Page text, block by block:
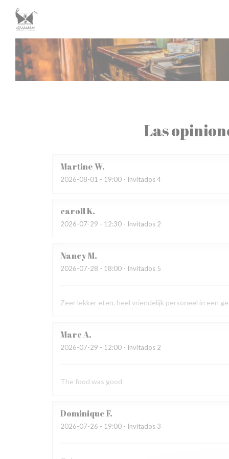
Personalización de sus opciones de cookies
Las
MartineW
2026-08-01 - 19:00 - Invitados 4
carollK
2026-07-29 - 12:30 - Invitados 2
NancyM
2026-07-28 - 18:00 - Invitados 5
Zeer lekker eten, heel vriendelijk personeel in een
MarcA
2026-07-29 - 12:00 - Invitados 2
The food was good
DominiqueF
2026-07-26 - 19:00 - Invitados 3